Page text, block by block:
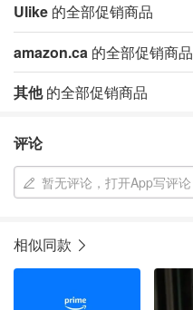
Ulike 的全部促销商品
amazon.ca 的全部促销商品
其他的全部促销商品
评论
暂无评论，打开App写评论
相似同款